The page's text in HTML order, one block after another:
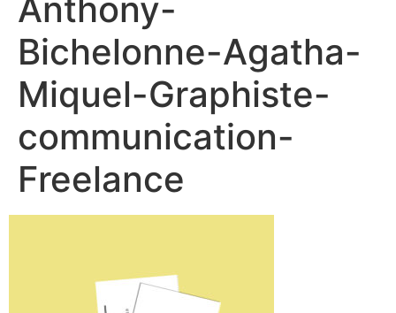
Anthony-
Bichelonne-Agatha-
Miquel-Graphiste-
communication-
Freelance